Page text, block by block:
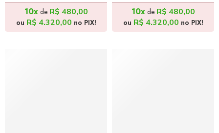
10xde R$ 480,00
ou R$ 4.320,00 no PIX!
10xde R$ 480,00
ou R$ 4.320,00 no PIX!